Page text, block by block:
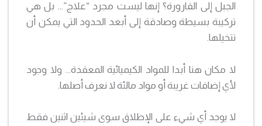
الجبل إلى القارورة؟ إنها ليست مجرد “علاج”… بل هي
تركيبة بسيطة وصادقة إلى أبعد الحدود التي يمكن أن
تتخيلها.
لا مكان هنا أبدا للمواد الكيميائية المعقدة… ولا وجود
لأي إضافات غريبة أو مواد مالئة لا نعرف أصلها.
لا يوجد أي شيء على الإطلاق سوى شيئين اثنين فقط